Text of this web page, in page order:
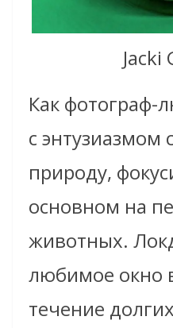
Jacki
Как фотограф-
с энтузиазмом
природу,
основном на
животных.
любимое окно
течение